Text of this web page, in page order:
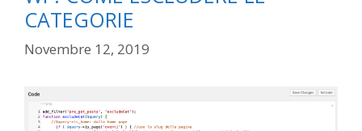
CATEGORIE
Novembre 12, 2019